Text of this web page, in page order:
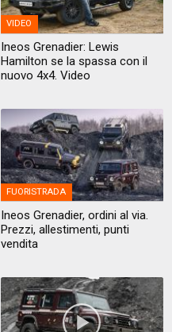
VIDEO
Ineos Grenadier: Lewis
Hamilton se la spassa con il
nuovo 4x4. Video
FUORISTRADA
Ineos Grenadier, ordini al via.
Prezzi, allestimenti, punti
vendita